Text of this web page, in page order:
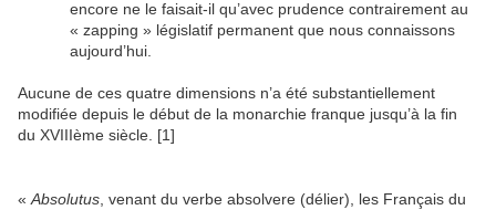
encore ne le faisait-il qu’avec prudence contrairement au
« zapping » législatif permanent que nous connaissons
aujourd’hui.
Aucune de ces quatre dimensions n’a été substantiellement
modifiée depuis le début de la monarchie franque jusqu’à la fin
du XVIIIème siècle. [1]
« Absolutus , venant du verbe absolvere (délier), les Français du